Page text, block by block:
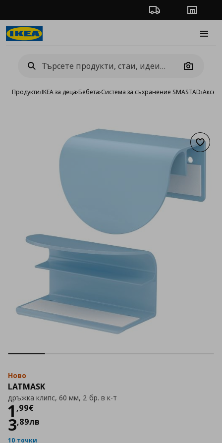
Проследяване на
Camera
Продукти›IKEA за деца›Бебета›Система за съхранение SMASTAD›
Ново
LATMASK
дръжка клипс, 60 мм, 2 бр. в к-т
1 ,99€
Цена
3,89лв
10 точки